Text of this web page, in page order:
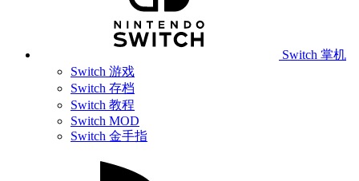
Switch 掌机
Switch 游戏
Switch 存档
Switch 教程
Switch MOD
Switch 金手指